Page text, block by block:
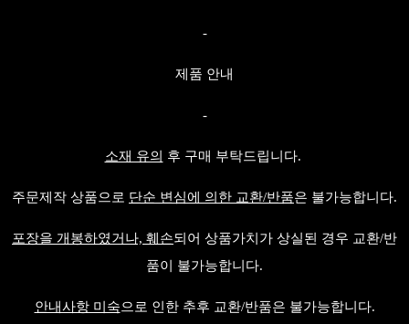
-
제품 안내
-
소재 유의 후 구매 부탁드립니다.
주문제작 상품으로 단순 변심에 의한 교환/반품은 불가능합니다.
포장을 개봉하였거나, 훼손되어 상품가치가 상실된 경우 교환/반
품이 불가능합니다.
안내사항 미숙으로 인한 추후 교환/반품은 불가능합니다.